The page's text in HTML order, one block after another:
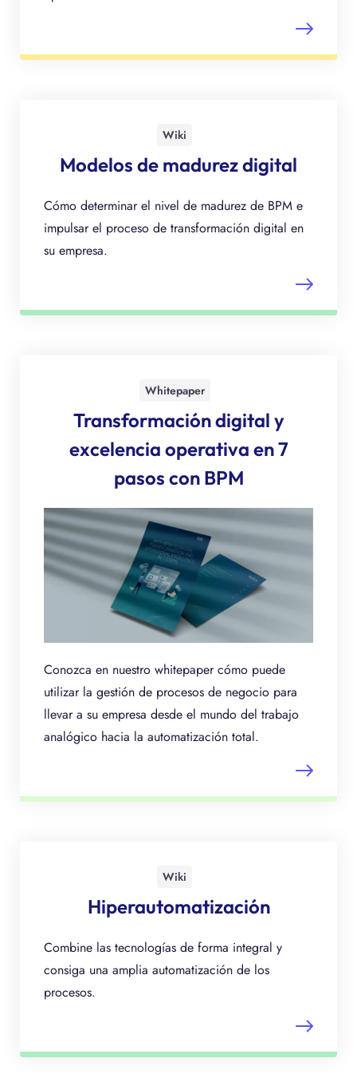
Wiki
Modelos de madurez digital
Cómo determinar el nivel de madurez de BPM e
impulsar el proceso de transformación digital en
su empresa.
Whitepaper
Transformación digital y
excelencia operativa en 7
pasos con BPM
Conozca en nuestro whitepaper cómo puede
utilizar la gestión de procesos de negocio para
llevar a su empresa desde el mundo del trabajo
analógico hacia la automatización total.
Wiki
Hiperautomatización
Combine las tecnologías de forma integral y
consiga una amplia automatización de los
procesos.